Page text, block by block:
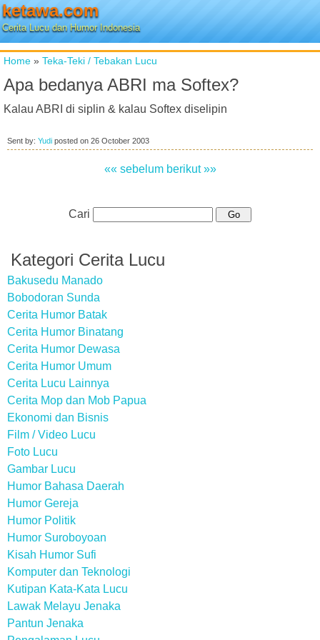
ketawa.com
Cerita Lucu dan Humor Indonesia
Home » Teka-Teki / Tebakan Lucu
Apa bedanya ABRI ma Softex?
Kalau ABRI di siplin & kalau Softex diselipin
Sent by: Yudi posted on 26 October 2003
«« sebelum berikut »»
Cari
Kategori Cerita Lucu
Bakusedu Manado
Bobodoran Sunda
Cerita Humor Batak
Cerita Humor Binatang
Cerita Humor Dewasa
Cerita Humor Umum
Cerita Lucu Lainnya
Cerita Mop dan Mob Papua
Ekonomi dan Bisnis
Film / Video Lucu
Foto Lucu
Gambar Lucu
Humor Bahasa Daerah
Humor Gereja
Humor Politik
Humor Suroboyoan
Kisah Humor Sufi
Komputer dan Teknologi
Kutipan Kata-Kata Lucu
Lawak Melayu Jenaka
Pantun Jenaka